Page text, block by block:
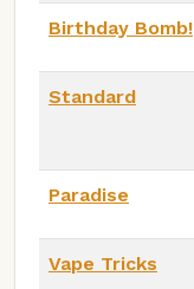
Birthday Bomb!
Standard
Paradise
Vape Tricks